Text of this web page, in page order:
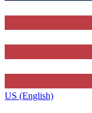
US (English)